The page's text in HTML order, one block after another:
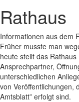
Rathaus
Informationen aus dem
Früher musste man
heute stellt das
Ansprechpartner,
unterschiedlichen
von Veröffentlichungen,
Amtsblatt” erfolgt sind.